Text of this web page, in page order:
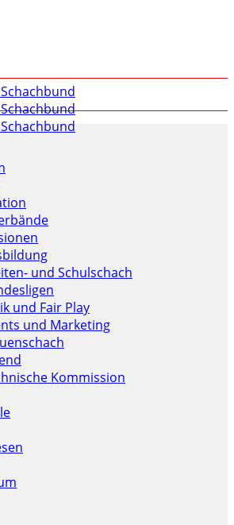
und Schulschach
und Fair Play
und Marketing
Kommission